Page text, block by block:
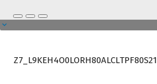
Z7_L9KEH4O0LORH80ALCLTPF80S21